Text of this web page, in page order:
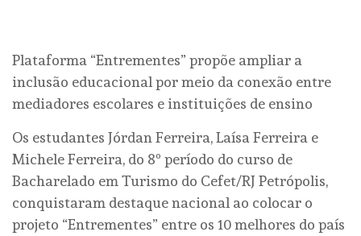
Plataforma “Entrementes” propõe ampliar a
inclusão educacional por meio da conexão entre
mediadores escolares e instituições de ensino
Os estudantes Jórdan Ferreira, Laísa Ferreira e
Michele Ferreira, do 8º período do curso de
Bacharelado em Turismo do Cefet/RJ Petrópolis,
conquistaram destaque nacional ao colocar o
projeto “Entrementes” entre os 10 melhores do país